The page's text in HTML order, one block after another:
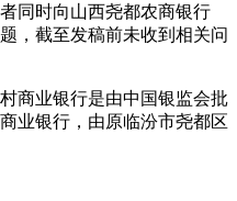
同时向山西尧都农商银行
，截至发稿前未收到相关问
业银行是由中国银监会批
业银行，由原临汾市尧都区